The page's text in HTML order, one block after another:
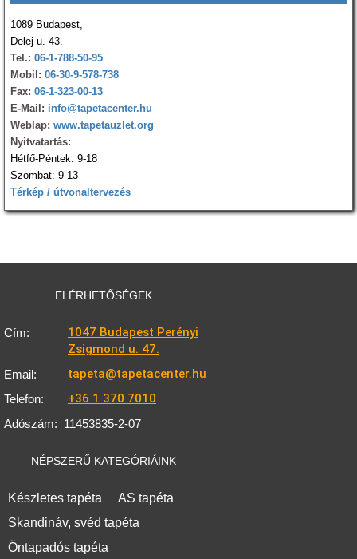
1089 Budapest,
Delej u. 43.
Tel.: 06-1-788-50-95
Mobil: 06-30-9-578-738
Fax: 06-1-323-00-13
E-Mail: info@tapetacenter.hu
Weblap: www.tapetauzlet.org
Nyitvatartás:
Hétfő-Péntek: 9-18
Szombat: 9-13
Térkép / útvonaltervezés
ELÉRHETŐSÉGEK
Cím:
1047 Budapest Perényi
Zsigmond u. 47.
Email: tapeta@tapetacenter.hu
Telefon: +36 1 370 7010
Adószám: 11453835-2-07
NÉPSZERŰ KATEGÓRIÁINK
Készletes tapéta
AS tapéta
Skandináv, svéd tapéta
Öntapadós tapéta